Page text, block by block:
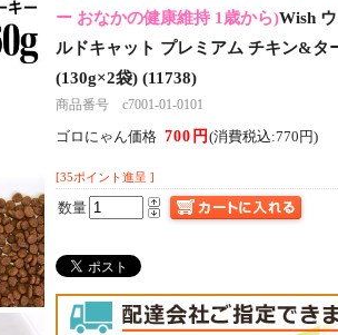
ー おなかの健康維持 1歳から)Wish
ルドキャット プレミアム チキン&タ
(130g×2袋) (11738)
商品番号 c7001-01-0101
ゴロにゃん価格 700円(消費税込:770円)
[35ポイント進呈 ]
数量